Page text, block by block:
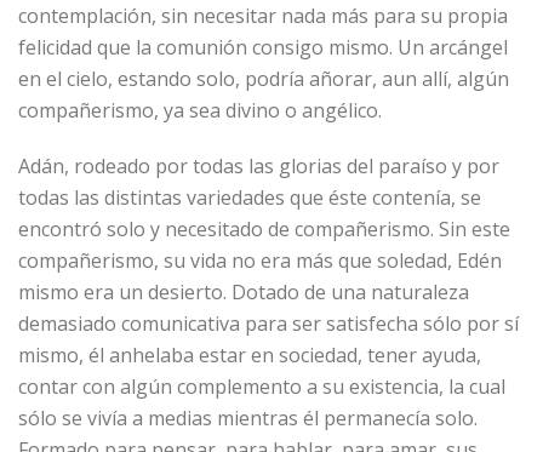
contemplación, sin necesitar nada más para su propia
felicidad que la comunión consigo mismo. Un arcángel
en el cielo, estando solo, podría añorar, aun allí, algún
compañerismo, ya sea divino o angélico.
Adán, rodeado por todas las glorias del paraíso y por
todas las distintas variedades que éste contenía, se
encontró solo y necesitado de compañerismo. Sin este
compañerismo, su vida no era más que soledad, Edén
mismo era un desierto. Dotado de una naturaleza
demasiado comunicativa para ser satisfecha sólo por sí
mismo, él anhelaba estar en sociedad, tener ayuda,
contar con algún complemento a su existencia, la cual
sólo se vivía a medias mientras él permanecía solo.